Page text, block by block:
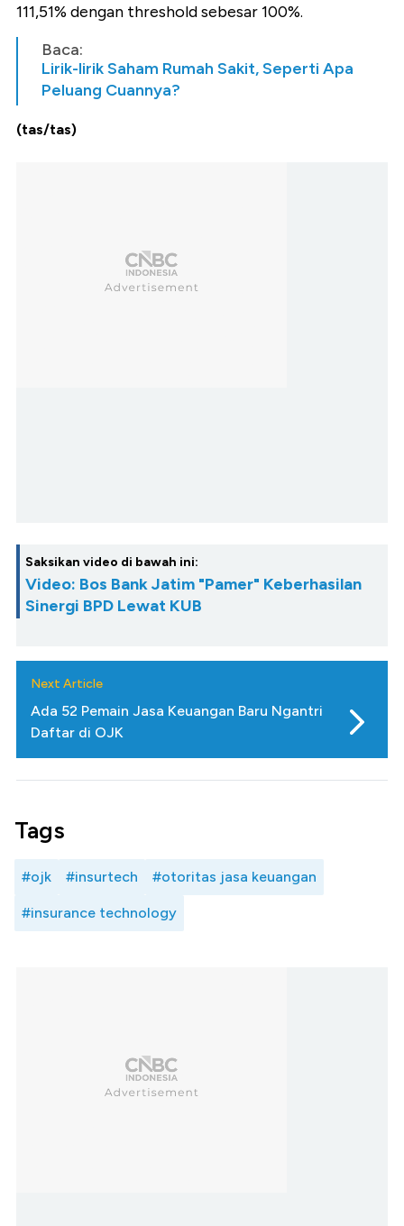
111,51% dengan threshold sebesar 100%.
Baca:
Lirik-lirik Saham Rumah Sakit, Seperti Apa
Peluang Cuannya?
(tas/tas)
Saksikan video di bawah ini:
Video: Bos Bank Jatim "Pamer" Keberhasilan
Sinergi BPD Lewat KUB
Next Article
Ada 52 Pemain Jasa Keuangan Baru Ngantri
Daftar di OJK
Tags
#ojk #insurtech #otoritas jasa keuangan
#insurance technology